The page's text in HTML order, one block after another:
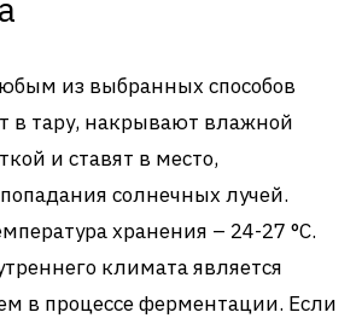
из выбранных способов
в тару, накрывают влажной
и ставят в место,
солнечных лучей.
хранения – 24-27 °С.
климата является
в процессе ферментации. Если